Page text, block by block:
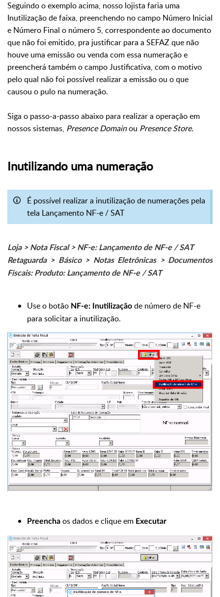
Seguindo o exemplo acima, nosso lojista faria uma
Inutilização de faixa, preenchendo no campo Número Inicial
e Número Final o número 5, correspondente ao documento
que não foi emitido, pra justificar para a SEFAZ que não
houve uma emissão ou venda com essa numeração e
preencherá também o campo Justificativa, com o motivo
pelo qual não foi possível realizar a emissão ou o que
causou o pulo na numeração.
Siga o passo-a-passo abaixo para realizar a operação em
nossos sistemas, Presence Domainou Presence Store.
Inutilizando uma numeração
É possível realizar a inutilização de numerações pela
tela Lançamento NF-e / SAT
Loja > Nota Fiscal > NF-e: Lançamento de NF-e / SAT
Retaguarda > Básico > Notas Eletrônicas > Documentos
Fiscais: Produto: Lançamento de NF-e / SAT
Use o botão NF-e: Inutilização de número de NF-e
para solicitar a inutilização.
Preencha os dados e clique em Executar